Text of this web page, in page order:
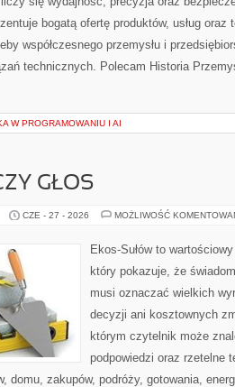
bogatą ofertę produktów, usług oraz
współczesnego przemysłu i
technicznych. Polecam Historia
W PROGRAMOWANIU I AI
GŁOS
CZE - 27 - 2026 MOŻLIWOŚĆ
Ekos-Sułów to
który pokazuje, że
musi oznaczać wielkich
decyzji ani kosztownych
którym czytelnik może
podpowiedzi oraz rzetelne
domu, zakupów, podróży, gotowania,